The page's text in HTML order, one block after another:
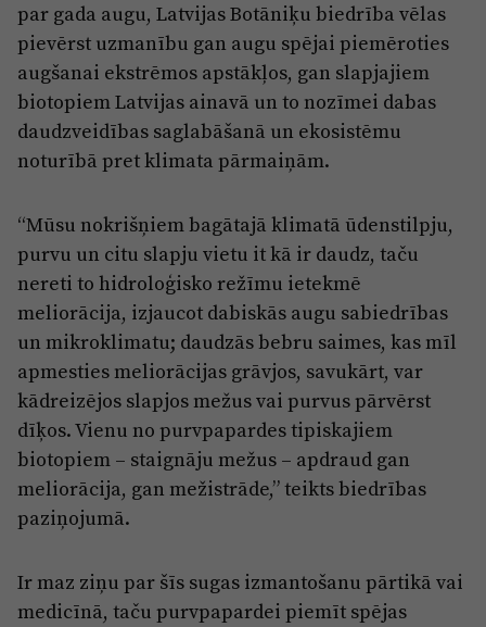
Ētikas kodekss
Lietošanas noteikumi
Pārredzamības paziņojumi
par gada augu, Latvijas Botāniķu biedrība vēlas
pievērst uzmanību gan augu spējai piemēroties
augšanai ekstrēmos apstākļos, gan slapjajiem
biotopiem Latvijas ainavā un to nozīmei dabas
daudzveidības saglabāšanā un ekosistēmu
noturībā pret klimata pārmaiņām.
“Mūsu nokrišņiem bagātajā klimatā ūdenstilpju,
purvu un citu slapju vietu it kā ir daudz, taču
nereti to hidroloģisko režīmu ietekmē
meliorācija, izjaucot dabiskās augu sabiedrības
un mikroklimatu; daudzās bebru saimes, kas mīl
apmesties meliorācijas grāvjos, savukārt, var
kādreizējos slapjos mežus vai purvus pārvērst
dīķos. Vienu no purvpapardes tipiskajiem
biotopiem – staignāju mežus – apdraud gan
meliorācija, gan mežistrāde,” teikts biedrības
paziņojumā.
Ir maz ziņu par šīs sugas izmantošanu pārtikā vai
medicīnā, taču purvpapardei piemīt spējas